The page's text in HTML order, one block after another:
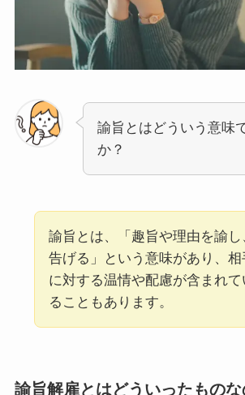
諭旨とはどういう意味
か？
諭旨とは、「趣旨や理由を諭し
告げる」という意味があり、相
に対する温情や配慮が含まれて
ることもあります。
諭旨解雇とはどういったものな